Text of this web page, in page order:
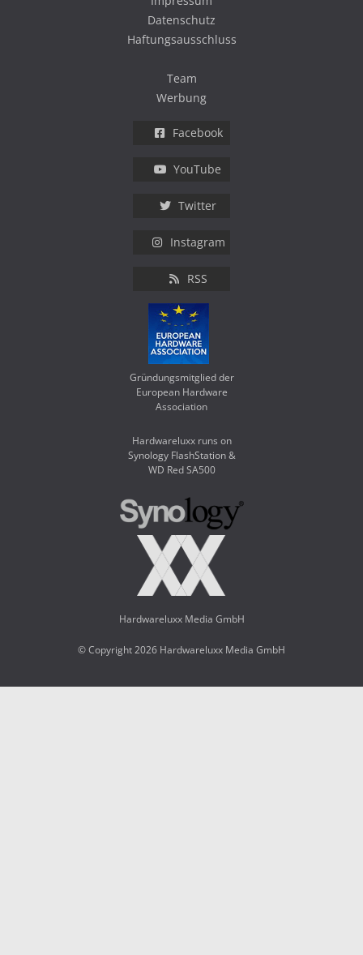
Datenschutz
Haftungsausschluss
Team
Werbung
Facebook
YouTube
Twitter
Instagram
RSS
Gründungsmitglied der
European Hardware
Association
Hardwareluxx runs on
Synology FlashStation &
WD Red SA500
Hardwareluxx Media GmbH
© Copyright 2026 Hardwareluxx Media GmbH